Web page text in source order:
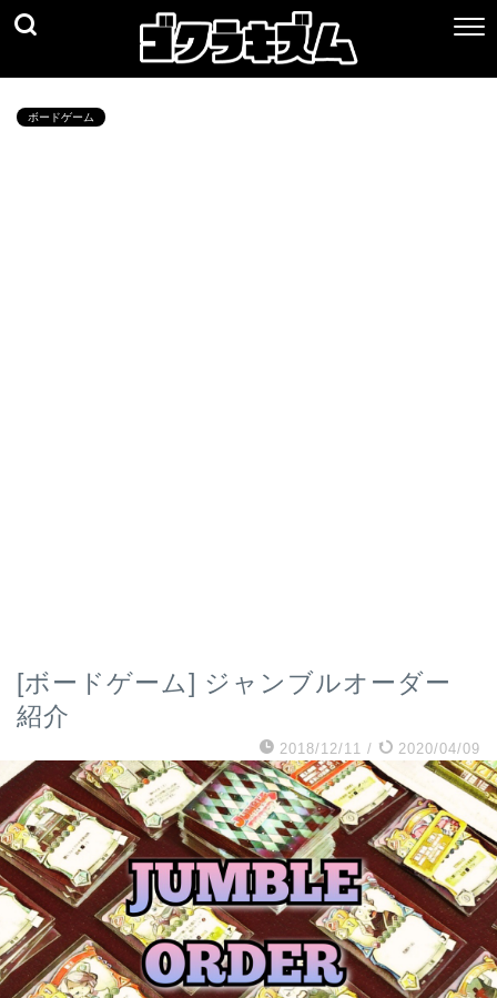
ボードゲーム
[ボードゲーム] ジャンブルオーダー
紹介
2018/12/11 / 2020/04/09